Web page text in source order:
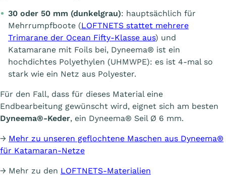
30 oder 50 mm (dunkelgrau): hauptsächlich für
Mehrrumpfboote (LOFTNETS stattet mehrere
Trimarane der Ocean Fifty-Klasse aus) und
Katamarane mit Foils bei, Dyneema® ist ein
hochdichtes Polyethylen (UHMWPE): es ist 4-mal so
stark wie ein Netz aus Polyester.
Für den Fall, dass für dieses Material eine
Endbearbeitung gewünscht wird, eignet sich am besten
Dyneema®-Keder, ein Dyneema® Seil Ø 6 mm.
→ Mehr zu unseren geflochtene Maschen aus Dyneema®
für Katamaran-Netze
→ Mehr zu den LOFTNETS-Materialien